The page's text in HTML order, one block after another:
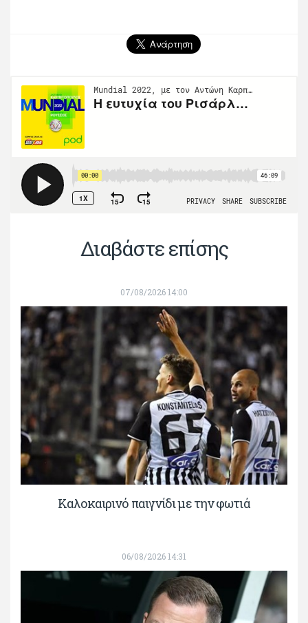
Διαβάστε επίσης
07/08/2026 14:00
Καλοκαιρινό παιγνίδι με την φωτιά
06/08/2026 14:31